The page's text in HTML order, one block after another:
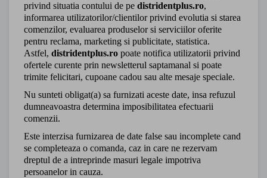
privind situatia contului de pe distridentplus.ro,
informarea utilizatorilor/clientilor privind evolutia si starea
comenzilor, evaluarea produselor si serviciilor oferite
pentru reclama, marketing si publicitate, statistica.
Astfel, distridentplus.ro poate notifica utilizatorii privind
ofertele curente prin newsletterul saptamanal si poate
trimite felicitari, cupoane cadou sau alte mesaje speciale.
Nu sunteti obligat(a) sa furnizati aceste date, insa refuzul
dumneavoastra determina imposibilitatea efectuarii
comenzii.
Este interzisa furnizarea de date false sau incomplete cand
se completeaza o comanda, caz in care ne rezervam
dreptul de a intreprinde masuri legale impotriva
persoanelor in cauza.